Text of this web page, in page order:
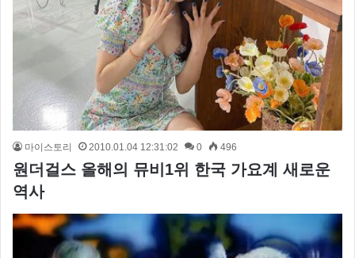
마이스토리 2010.01.04 12:31:02 0 496
원더걸스 올해의 뮤비1위 한국 가요계 새로운
역사